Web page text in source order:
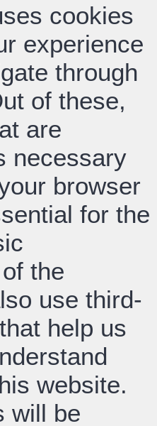
cookies
experience
through
of these,
are
necessary
browser
for the
the
use third-
help us
website.
will be